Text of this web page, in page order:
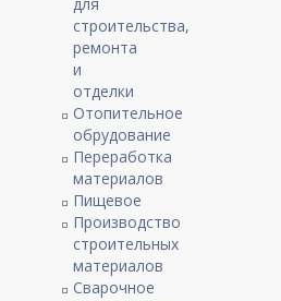
строительства,
ремонта
и
отделки
Отопительное
обрудование
Переработка
материалов
Пищевое
Производство
строительных
материалов
Сварочное